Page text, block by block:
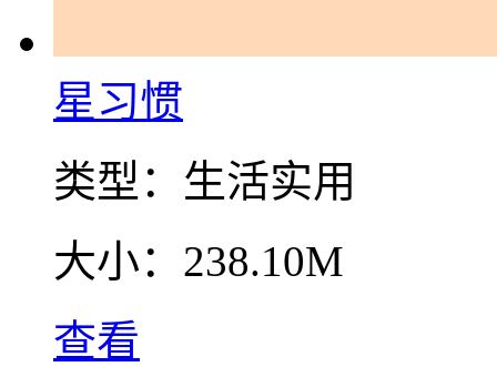
星习惯
类型： 生活实用
大小： 238.10M
查看